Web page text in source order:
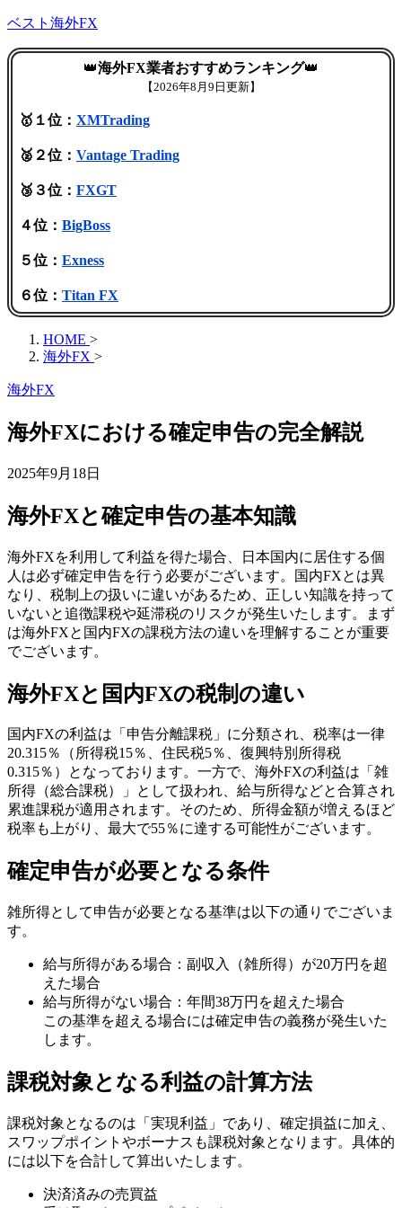
ベスト海外FX
👑海外FX業者おすすめランキング👑
【2026年8月9日更新】
🥇１位： XMTrading
🥈２位： Vantage Trading
🥉３位： FXGT
４位： BigBoss
５位： Exness
６位： Titan FX
HOME >
海外FX >
海外FX
海外FXにおける確定申告の完全解説
2025年9月18日
海外FXと確定申告の基本知識
海外FXを利用して利益を得た場合、日本国内に居住する個
人は必ず確定申告を行う必要がございます。国内FXとは異
なり、税制上の扱いに違いがあるため、正しい知識を持って
いないと追徴課税や延滞税のリスクが発生いたします。まず
は海外FXと国内FXの課税方法の違いを理解することが重要
でございます。
海外FXと国内FXの税制の違い
国内FXの利益は「申告分離課税」に分類され、税率は一律
20.315％（所得税15％、住民税5％、復興特別所得税
0.315％）となっております。一方で、海外FXの利益は「雑
所得（総合課税）」として扱われ、給与所得などと合算され
累進課税が適用されます。そのため、所得金額が増えるほど
税率も上がり、最大で55％に達する可能性がございます。
確定申告が必要となる条件
雑所得として申告が必要となる基準は以下の通りでございま
す。
給与所得がある場合：副収入（雑所得）が20万円を超
えた場合
給与所得がない場合：年間38万円を超えた場合
この基準を超える場合には確定申告の義務が発生いた
します。
課税対象となる利益の計算方法
課税対象となるのは「実現利益」であり、確定損益に加え、
スワップポイントやボーナスも課税対象となります。具体的
には以下を合計して算出いたします。
決済済みの売買益